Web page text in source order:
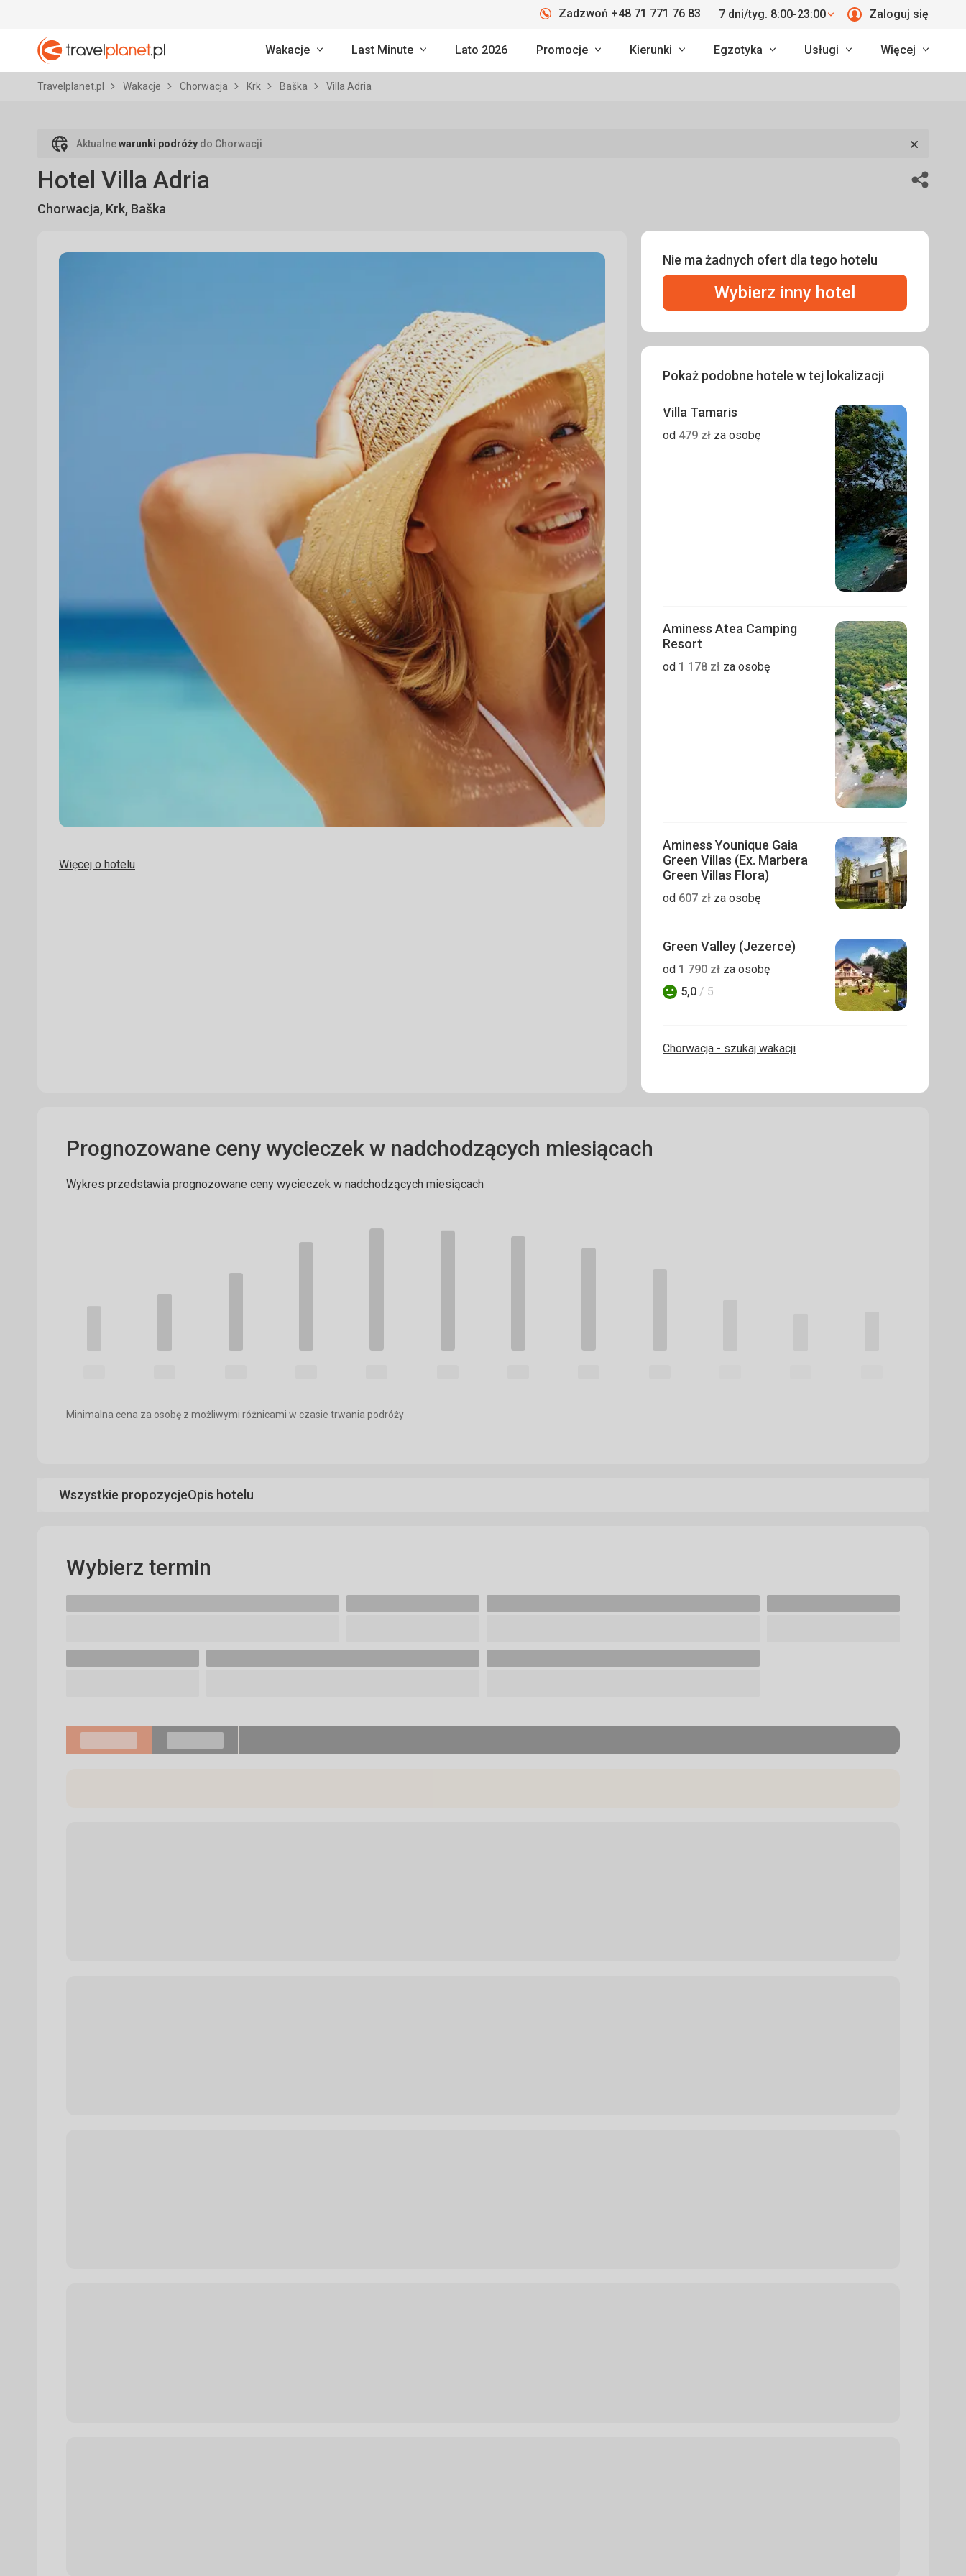
Travelplanet.pl
Zadzwoń +48 71 771 76 83 7 dni/tyg. 8:00-23:00 Zaloguj się
Wakacje Last Minute Lato 2026 Promocje Kierunki Egzotyka Usługi Więcej
Travelplanet.pl Wakacje Chorwacja Krk Baška Villa Adria
Aktualnewarunki podróży do Chorwacji
Hotel Villa Adria
Chorwacja, Krk, Baška
Więcej o hotelu
Nie ma żadnych ofert dla tego hotelu
Wybierz inny hotel
Pokaż podobne hotele w tej lokalizacji
Villa Tamaris
od 479 zł za osobę
Aminess Atea Camping
Resort
od 1 178 zł za osobę
Aminess Younique Gaia
Green Villas (Ex. Marbera
Green Villas Flora)
od 607 zł za osobę
Green Valley (Jezerce)
od 1 790 zł za osobę
Ocena
5,0 / 5
Chorwacja - szukaj wakacji
Prognozowane ceny wycieczek w nadchodzących miesiącach
Wykres przedstawia prognozowane ceny wycieczek w nadchodzących miesiącach
Minimalna cena za osobę z możliwymi różnicami w czasie trwania podróży
Wszystkie propozycjeOpis hotelu
Wybierz termin